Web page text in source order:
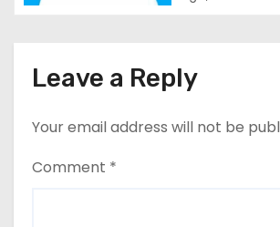
i
a
t
i
Leave a Reply
Your email address will not be
Comment *